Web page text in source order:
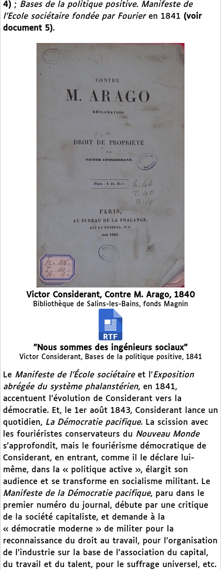
4) ; Bases de la politique positive. Manifeste de
l’Ecole sociétaire fondée par Fourieren 1841 (voir
document 5).
Victor Considerant, Contre M. Arago, 1840
Bibliothèque de Salins-les-Bains, fonds Magnin
"Nous sommes des ingénieurs sociaux"
Victor Considerant, Bases de la politique positive, 1841
Le Manifeste de l’École sociétaireet l’Exposition
abrégée du système phalanstérien, en 1841,
accentuent l’évolution de Considerant vers la
démocratie. Et, le 1er août 1843, Considerant lance un
quotidien, La Démocratie pacifique. La scission avec
les fouriéristes conservateurs du Nouveau Monde
s’approfondit, mais le fouriérisme démocratique de
Considerant, en entrant, comme il le déclare lui-
même, dans la « politique active », élargit son
audience et se transforme en socialisme militant. Le
Manifeste de la Démocratie pacifique, paru dans le
premier numéro du journal, débute par une critique
de la société capitaliste, et demande à la
« démocratie moderne » de militer pour la
reconnaissance du droit au travail, pour l’organisation
de l’industrie sur la base de l’association du capital,
du travail et du talent, pour le suffrage universel, etc.